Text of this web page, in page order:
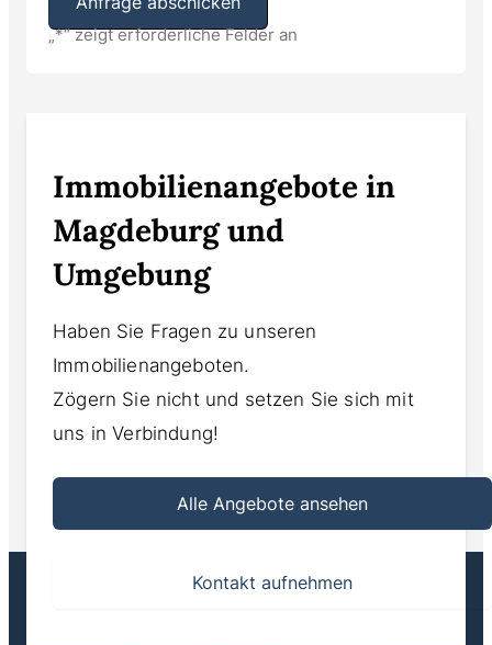
„*“ zeigt erforderliche Felder an
Alternative:
Immobilienangebote in
Magdeburg und
Umgebung
Haben Sie Fragen zu unseren
Immobilienangeboten.
Zögern Sie nicht und setzen Sie sich mit
uns in Verbindung!
Alle Angebote ansehen
Kontakt aufnehmen